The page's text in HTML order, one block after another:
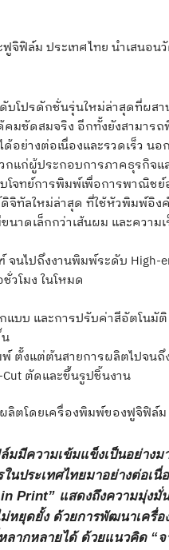
จิฟิล์ม ประเทศไทย นำเสนอ
ดับโปรดักชั่นรุ่นใหม่ล่าสุดที่
มชัดสมจริง อีกทั้งยังสามาร
างต่อเนื่องและรวดเร็ว นอ
กแก่ผู้ประกอบการภาคธุรกิจ
จทย์การพิมพ์เพื่อการพาณิชย์
จิทัลใหม่ล่าสุด ที่ใช้หัวพิมพ์อิง
ดเล็กกว่าเส้นผม และความ
ไปถึงงานพิมพ์ระดับ High-
วโมง ในโหมด
บ และการปรับค่าสีอัตโนมัติ
ตั้งแต่ต้นสายการผลิตไปจน
ตัดและขึ้นรูปชิ้นงาน
ตโดยเครื่องพิมพ์ของฟูจิฟิล์
มีความเข้มแข็งเป็นอย่าง
นประเทศไทยมาอย่างต่อเ
Print” แสดงถึงความมุ่ง
หยุดยั้ง ด้วยการพัฒนาเครื่
ลากหลายได้ ด้วยแนวคิด “